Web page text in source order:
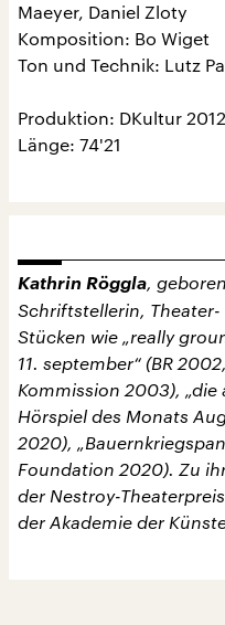
Maeyer, Daniel Zloty
Komposition: Bo Wiget
Ton und Technik: Lutz
Produktion: DKultur 2012
Länge: 74'21
Kathrin Röggla,
Schriftstellerin,
Stücken wie „really
11. september“ (BR
Kommission 2003), „die
Hörspiel des Monats
2020),
Foundation 2020). Zu
der Nestroy-
der Akademie der